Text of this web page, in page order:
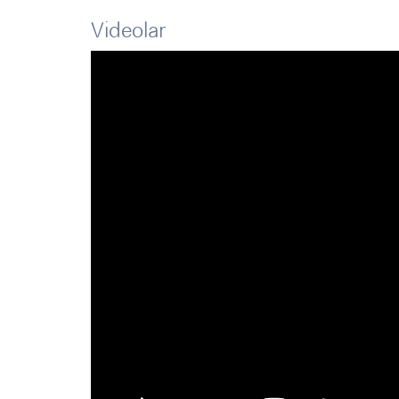
Videolar